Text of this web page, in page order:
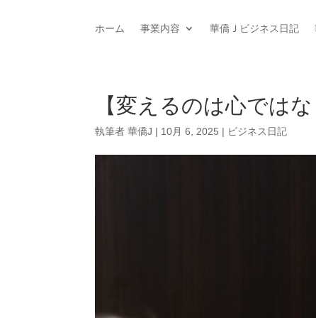
ホーム 事業内容 華僑Ｊビジネス日記
【変えるのは心では
執筆者華僑J | 10月 6, 2025 | ビジネス日記